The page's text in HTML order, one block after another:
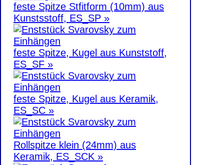
feste Spitze Stfitform (10mm) aus
Kunstsstoff, ES_SP »
feste Spitze, Kugel aus Kunststoff,
ES_SF »
feste Spitze, Kugel aus Keramik,
ES_SC »
Rollspitze klein (24mm) aus
Keramik, ES_SCK »